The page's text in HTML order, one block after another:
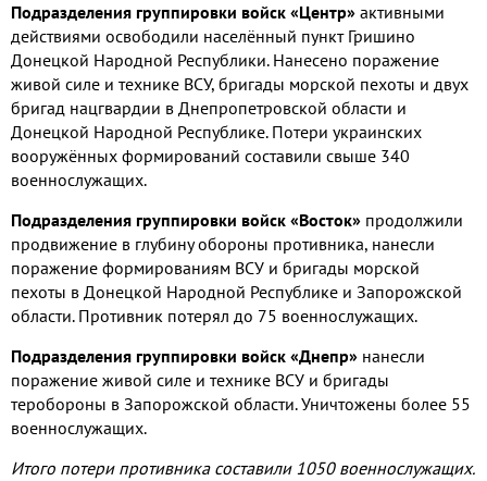
Подразделения группировки войск «Центр» активными
действиями освободили населённый пункт Гришино
Донецкой Народной Республики. Нанесено поражение
живой силе и технике ВСУ, бригады морской пехоты и двух
бригад нацгвардии в Днепропетровской области и
Донецкой Народной Республике. Потери украинских
вооружённых формирований составили свыше 340
военнослужащих.
Подразделения группировки войск «Восток» продолжили
продвижение в глубину обороны противника, нанесли
поражение формированиям ВСУ и бригады морской
пехоты в Донецкой Народной Республике и Запорожской
области. Противник потерял до 75 военнослужащих.
Подразделения группировки войск «Днепр» нанесли
поражение живой силе и технике ВСУ и бригады
теробороны в Запорожской области. Уничтожены более 55
военнослужащих.
Итого потери противника составили 1050 военнослужащих.